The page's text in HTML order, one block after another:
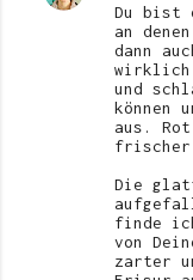
Du bist
an
dann
wirklich
und
können
aus.
Die
finde
von
zarter